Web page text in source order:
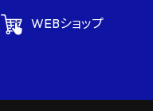
WEBショップ